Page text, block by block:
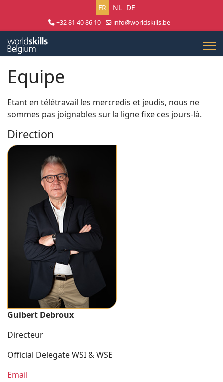
Sélectionnez votre langue
FR NL DE
+32 81 40 86 10
info@worldskills.be
Equipe
Etant en télétravail les mercredis et jeudis, nous ne
sommes pas joignables sur la ligne fixe ces jours-là.
Direction
Guibert Debroux
Directeur
Official Delegate WSI & WSE
Email